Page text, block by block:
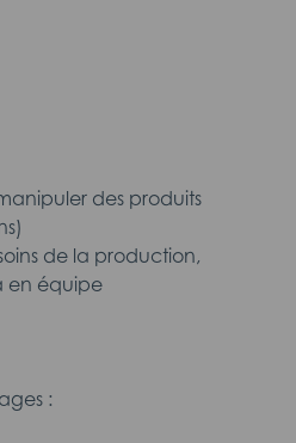
des produits
de la production,
en équipe
: